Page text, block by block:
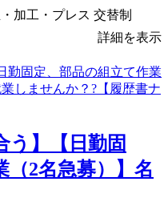
加工・プレス 交替制
詳細を表示
う】【日勤固
（2名急募）】名